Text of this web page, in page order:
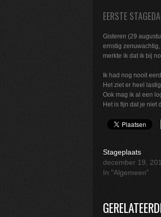
EERSTE
Gisteren (29
ernstig
merkte ik dat ik bij
Ik had nog nooit
Het ziet er heel
Ook mag ik al een
Het is fijn dat je niet
Stageplaats
december 19,
In "Algemeen"